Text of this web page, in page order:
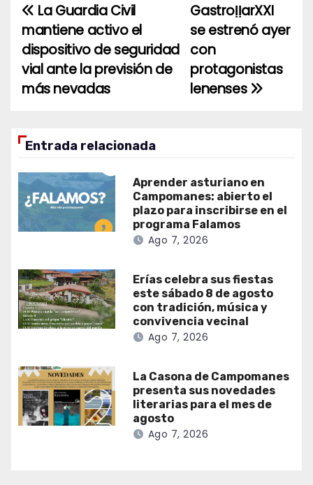
Navegación
de
entradas
GastroḷḷarXXI
se estrenó ayer
con
protagonistas
lenenses
La Guardia Civil
mantiene activo el
dispositivo de seguridad
vial ante la previsión de
más nevadas
Entrada relacionada
Aprender asturiano en
Campomanes: abierto el
plazo para inscribirse en el
programa Falamos
Ago 7, 2026
Erías celebra sus fiestas
este sábado 8 de agosto
con tradición, música y
convivencia vecinal
Ago 7, 2026
La Casona de Campomanes
presenta sus novedades
literarias para el mes de
agosto
Ago 7, 2026